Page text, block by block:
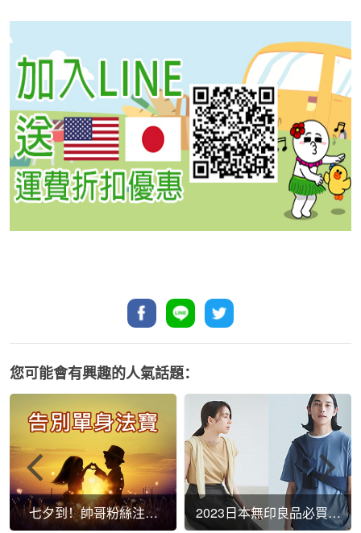
您可能會有興趣的人氣話題：
七夕到！帥哥粉絲注意
2023日本無印良品必買商